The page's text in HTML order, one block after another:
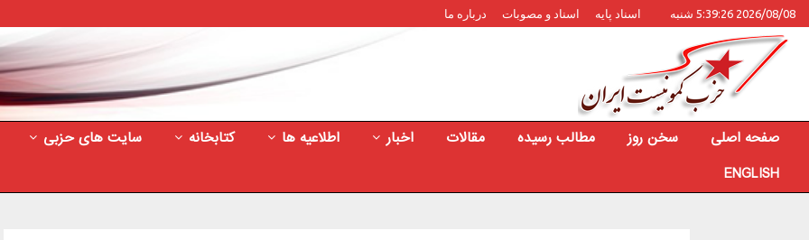
2026/08/08 5:39:26 شنبه اسناد پایه اسناد و مصوبات درباره ما
صفحه اصلی سخن روز مطالب رسیده مقالات اخبار اطلاعیه ها کتابخانه سایت های حزبی
ENGLISH